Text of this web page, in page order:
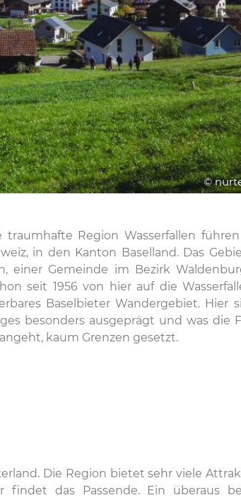
©
traumhafte Region Wasserfallen
in den Kanton Baselland. Das
einer Gemeinde im Bezirk
seit 1956 von hier auf die
Baselbieter Wandergebiet. Hier
besonders ausgeprägt und was die
kaum Grenzen gesetzt.
Die Region bietet sehr viele
das Passende. Ein überaus